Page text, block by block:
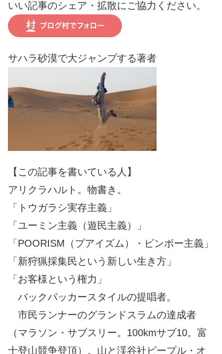
いい記事のシェア・拡散にご協力ください。
サハラ砂漠で大ジャンプする著者
【この記事を書いている人】
アリクラハルト。物書き。
「トウガラシ実存主義」
「ユーミン主義（遊民主義）」
「POORISM（プアイズム）・ビンボー主義」
「新狩猟採集民という新しい生き方」
「お客様という権力」
バックパッカースタイルの提唱者。
市民ランナーのグランドスラムの達成者
（マラソン・サブスリー。100kmサブ10。富
士登山競争登頂）。山と渓谷社ピープル・オ